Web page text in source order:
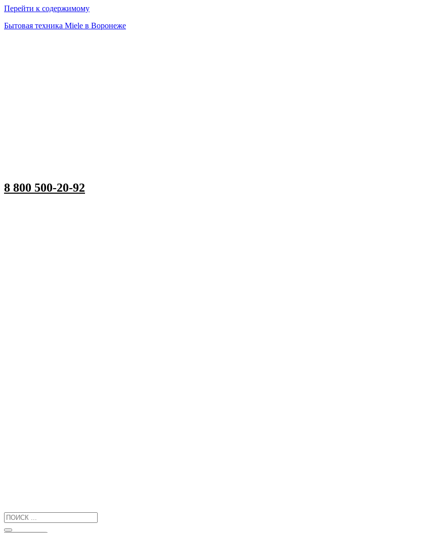
Перейти к содержимому
Бытовая техника Miele в Воронеже
8 800 500-20-92